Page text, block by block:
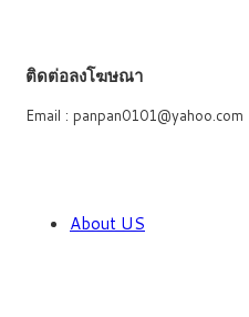
ติดต่อลงโฆษณา
Email : panpan0101@yahoo.com
About US